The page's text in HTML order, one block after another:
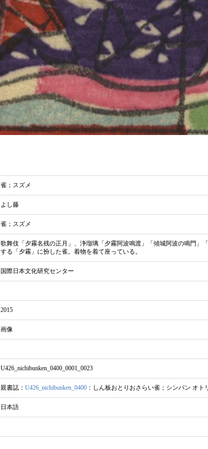
雀；スズメ
よし藤
雀；スズメ
歌舞伎「夕霧名残の正月」、浄瑠璃「夕霧阿波鳴渡」「傾城阿波の鳴門」
する「夕霧」に扮した雀。着物を着て座っている。
国際日本文化研究センター
2015
画像
U426_nichibunken_0400_0001_0023
親書誌： U426_nichibunken_0400 ：しん板おとりおさらい雀；シンパン オト
日本語